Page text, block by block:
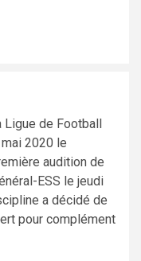
de Football
2020 le
audition de
ESS le jeudi
a décidé de
pour complément